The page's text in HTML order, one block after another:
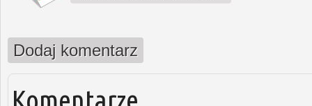
Dodaj komentarz
Komentarze